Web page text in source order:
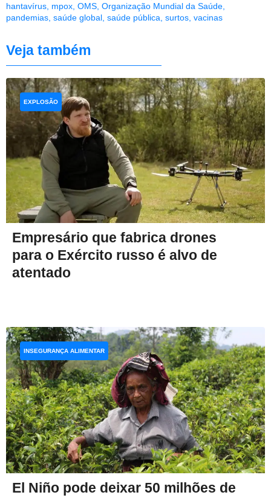
hantavírus mpox OMS Organização Mundial da Saúde
pandemias saúde global saúde pública surtos vacinas
Veja também
Empresário que fabrica drones
para o Exército russo é alvo de
atentado
EXPLOSÃO
El Niño pode deixar 50 milhões de
INSEGURANÇA ALIMENTAR